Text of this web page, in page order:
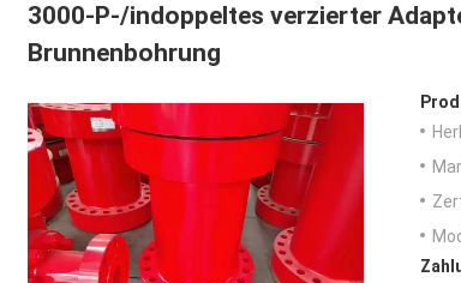
3000-P-/indoppeltes verzierter
Brunnenbohrung